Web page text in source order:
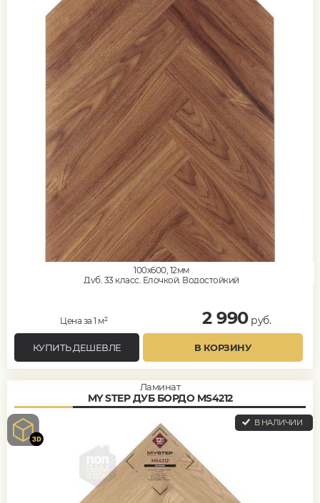
100x600, 12мм
Дуб, 33 класс, Елочкой, Водостойкий
Цена за 1 м² 2 990руб.
КУПИТЬ ДЕШЕВЛЕ В КОРЗИНУ
Ламинат
MY STEP ДУБ БОРДО MS4212
В НАЛИЧИИ